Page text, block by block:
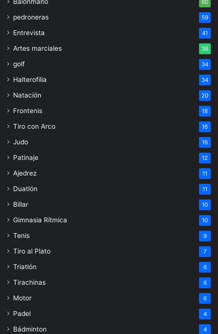
Balonmano 60
pedroneras 59
Entrevista 41
Artes marciales 38
golf 34
Halterofilia 34
Natación 20
Frontenis 18
Tiro con Arco 16
Judo 16
Patinaje 12
Ajedrez 11
Duatlón 11
Billar 10
Gimnasia Rítmica 10
Tenis 9
Tiro al Plato 7
Triatlón 6
Tirachinas 6
Motor 6
Padel 4
Bádminton 4